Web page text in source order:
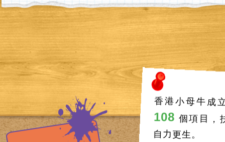
香港小母牛成
108 個項目，
自力更生。